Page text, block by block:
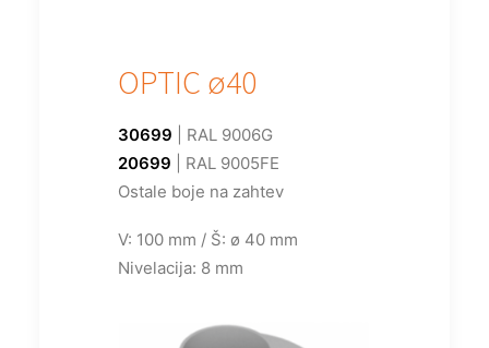
OPTIC ø40
30699 | RAL 9006G
20699 | RAL 9005FE
Ostale boje na zahtev
V: 100 mm / Š: ø 40 mm
Nivelacija: 8 mm